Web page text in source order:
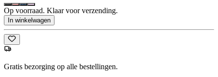
Op voorraad. Klaar voor verzending.
In winkelwagen
Gratis bezorging op alle bestellingen.